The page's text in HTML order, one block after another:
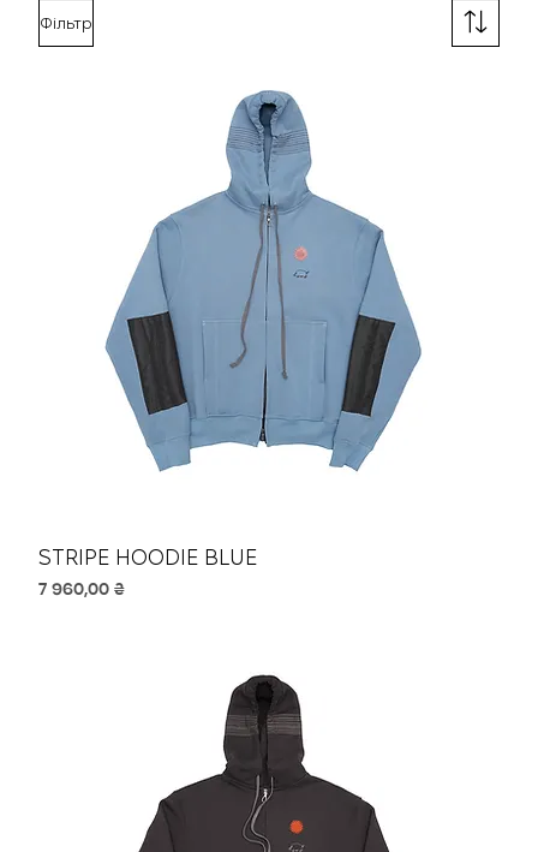
Фільтр
STRIPE HOODIE BLUE
Ціна
7 960,00 ₴